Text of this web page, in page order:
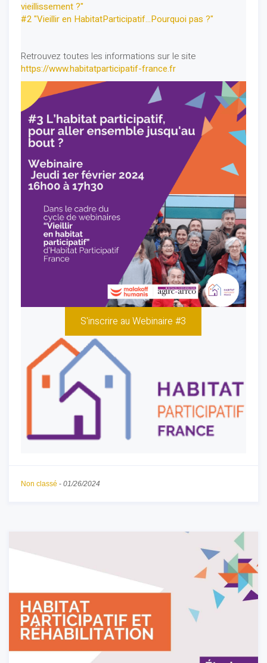
vieillissement ?"
#2 "Vieillir en HabitatParticipatif...Pourquoi pas ?"
Retrouvez toutes les informations sur le site
https://www.habitatparticipatif-france.fr
S'inscrire au Webinaire #3
Non classé - 01/26/2024